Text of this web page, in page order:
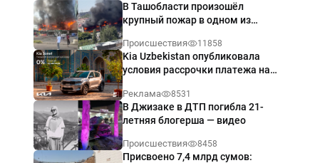
В Ташобласти произошёл
крупный пожар в одном из
Происшествия 11858
Kia Uzbekistan опубликовала
условия рассрочки платежа на
годовых
Реклама 8531
В Джизаке в ДТП погибла 21-
летняя блогерша — видео
Происшествия 8458
Присвоено 7,4 млрд сумов: